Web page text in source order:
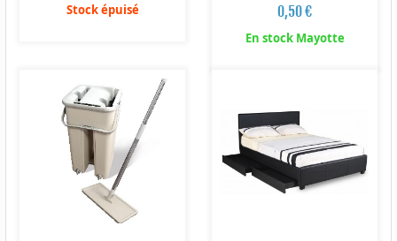
Stock épuisé
0,50 €
En stock Mayotte